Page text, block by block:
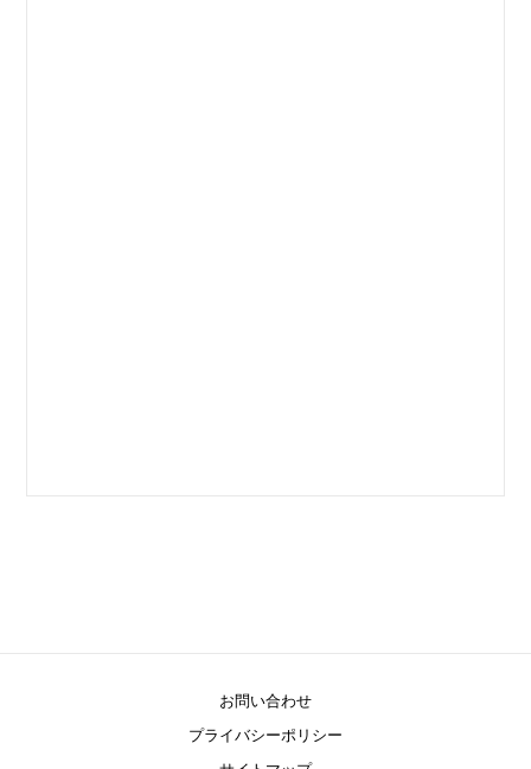
お問い合わせ
プライバシーポリシー